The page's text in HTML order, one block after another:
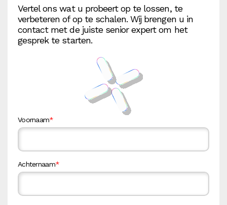
Vertel ons wat u probeert op te lossen, te
verbeteren of op te schalen. Wij brengen u in
contact met de juiste senior expert om het
gesprek te starten.
Voornaam*
Achternaam*